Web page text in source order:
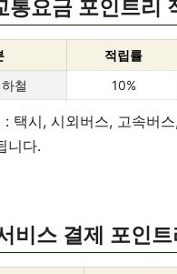
에서는 알뜰교통카
통요금 포인트리
적립률
철
10%
: 택시, 시외버스, 고속버
니다.
비스 결제 포인트